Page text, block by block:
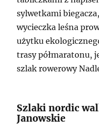
sylwetkami
wycieczka leśna
użytku
trasy półmaratonu,
szlak rowerowy
Szlaki nordic
Janowskie